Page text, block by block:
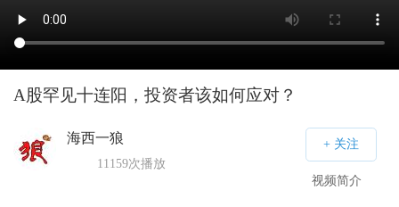
A股罕见十连阳，投资者该如何应对？
海西一狼
11159次播放
视频简介